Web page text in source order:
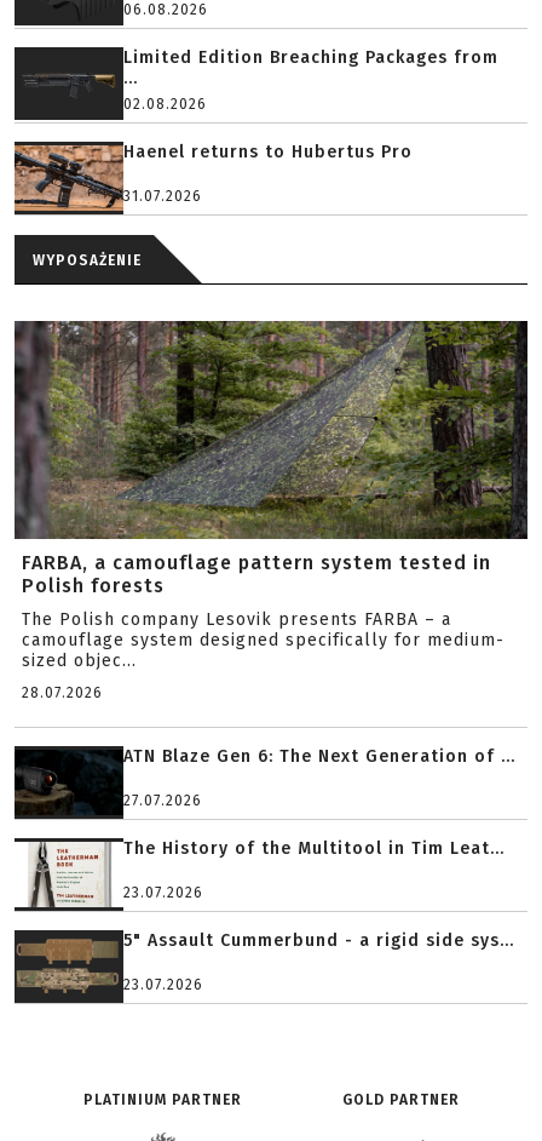
06.08.2026
Limited Edition Breaching Packages from
...
02.08.2026
Haenel returns to Hubertus Pro
31.07.2026
WYPOSAŻENIE
FARBA, a camouflage pattern system tested in
Polish forests
The Polish company Lesovik presents FARBA – a
camouflage system designed specifically for medium-
sized objec...
28.07.2026
ATN Blaze Gen 6: The Next Generation of ...
27.07.2026
The History of the Multitool in Tim Leat...
23.07.2026
5" Assault Cummerbund - a rigid side sys...
23.07.2026
PLATINIUM PARTNER GOLD PARTNER